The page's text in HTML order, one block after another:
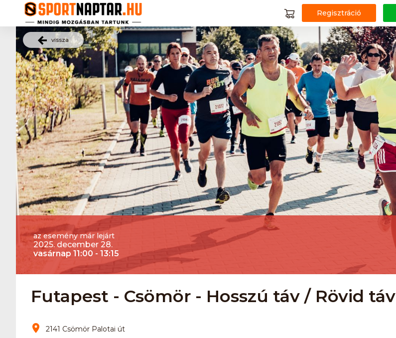
Regisztráció
vissza
az esemény már lejárt
2025. december 28.
vasárnap 11:00 - 13:15
Futapest - Csömör - Hosszú táv / Rövid táv
2141 Csömör Palotai út